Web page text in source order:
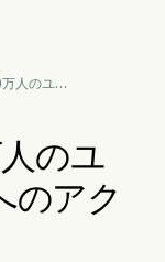
人のユー
のユ
のアク